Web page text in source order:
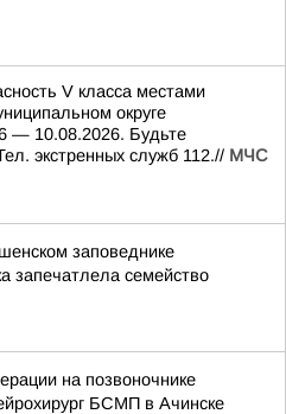
V класса местами
округе
— 10.08.2026. Будьте
экстренных служб 112.// МЧС
заповеднике
запечатлела семейство
на позвоночнике
БСМП в Ачинске